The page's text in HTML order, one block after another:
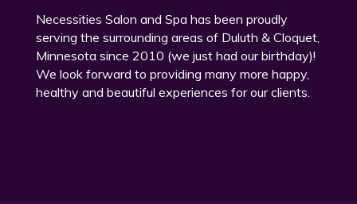
Necessities Salon and Spa has been proudly
serving the surrounding areas of Duluth & Cloquet,
Minnesota since 2010 (we just had our birthday)!
We look forward to providing many more happy,
healthy and beautiful experiences for our clients.